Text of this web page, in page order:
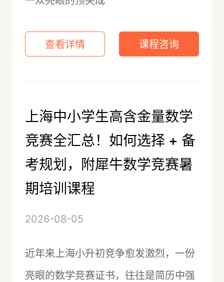
查看详情 课程咨询
上海中小学生高含金量数学
竞赛全汇总！如何选择 + 备
考规划，附犀牛数学竞赛暑
期培训课程
2026-08-05
近年来上海小升初竞争愈发激烈，一份
亮眼的数学竞赛证书，往往是简历中强